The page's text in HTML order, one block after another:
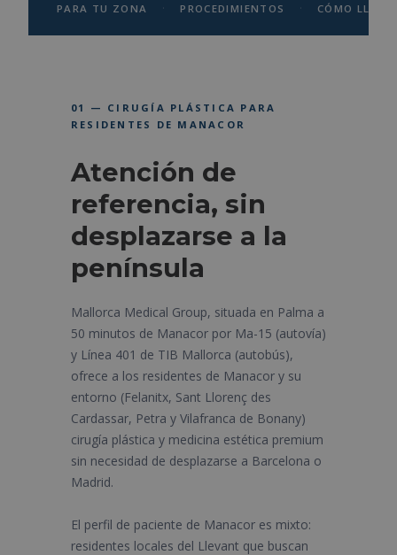
PARA TU ZONA · PROCEDIMIENTOS · CÓMO
01 — CIRUGÍA PLÁSTICA PARA
RESIDENTES DE MANACOR
Atención de
referencia, sin
desplazarse a la
península
Mallorca Medical Group, situada en Palma a
50 minutos de Manacor por Ma-15 (autovía)
y Línea 401 de TIB Mallorca (autobús),
ofrece a los residentes de Manacor y su
entorno (Felanitx, Sant Llorenç des
Cardassar, Petra y Vilafranca de Bonany)
cirugía plástica y medicina estética premium
sin necesidad de desplazarse a Barcelona o
Madrid.
El perfil de paciente de Manacor es mixto:
residentes locales del Llevant que buscan